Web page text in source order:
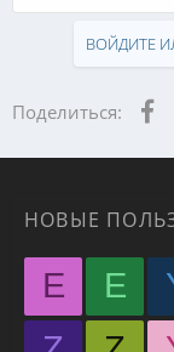
ВОЙДИТЕ
Поделиться:
НОВЫЕ
E E